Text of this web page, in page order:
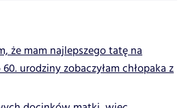
że mam najlepszego tatę na
urodziny zobaczyłam chłopaka z